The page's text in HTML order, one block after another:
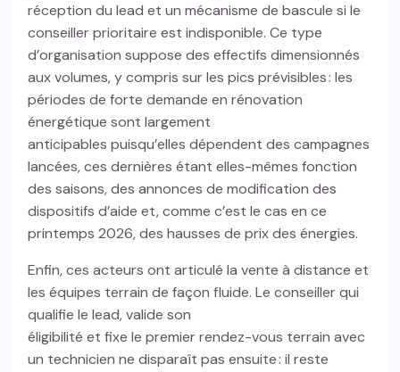
réception du lead et un mécanisme de bascule si le
conseiller prioritaire est indisponible. Ce type
d’organisation suppose des effectifs dimensionnés
aux volumes, y compris sur les pics prévisibles : les
périodes de forte demande en rénovation
énergétique sont largement
anticipables puisqu’elles dépendent des campagnes
lancées, ces dernières étant elles-mêmes fonction
des saisons, des annonces de modification des
dispositifs d’aide et, comme c’est le cas en ce
printemps 2026, des hausses de prix des énergies.
Enfin, ces acteurs ont articulé la vente à distance et
les équipes terrain de façon fluide. Le conseiller qui
qualifie le lead, valide son
éligibilité et fixe le premier rendez-vous terrain avec
un technicien ne disparaît pas ensuite : il reste